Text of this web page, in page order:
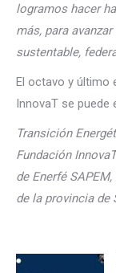
logramos hacer
más, para
sustentable,
El octavo y último
InnovaT se puede
Transición
Fundación
de Enerfé
de la provincia de